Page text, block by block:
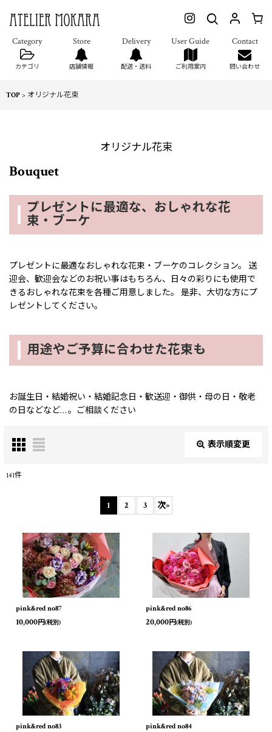
カテゴリ 店舗情報 配送・送料 ご利用案内 問い合わせ
TOP > オリジナル花束
オリジナル花束
Bouquet
プレゼントに最適な、おしゃれな花
束・ブーケ
プレゼントに最適なおしゃれな花束・ブーケのコレクション。 送
迎会、歓迎会などのお祝い事はもちろん、日々の彩りにも使用で
きるおしゃれな花束を各種ご用意しました。 是非、大切な方にプ
レゼントしてください。
用途やご予算に合わせた花束も
お誕生日・結婚祝い・結婚記念日・歓送迎・御供・母の日・敬老
の日などなど… 。ご相談ください
表示順変更
表示数:
並び順:
絞り込む
141件
1 2 3 次»
pink&red no87
10,000円(税別)
pink&red no86
20,000円(税別)
pink&red no83 pink&red no84